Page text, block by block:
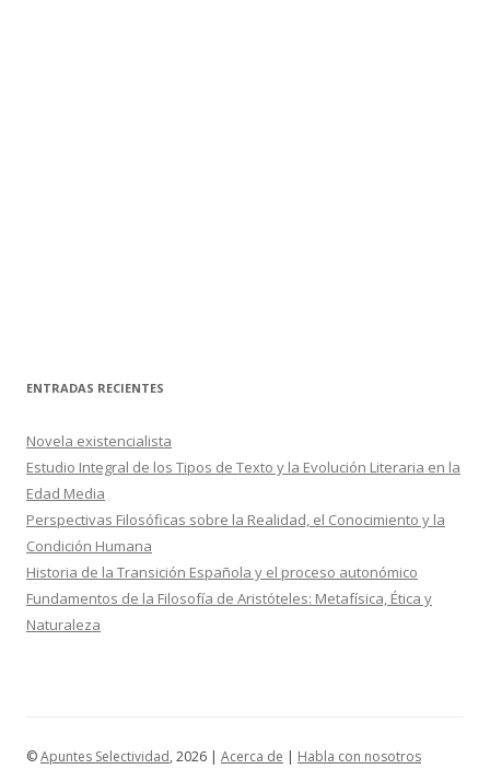
ENTRADAS RECIENTES
Novela existencialista
Estudio Integral de los Tipos de Texto y la Evolución Literaria en la
Edad Media
Perspectivas Filosóficas sobre la Realidad, el Conocimiento y la
Condición Humana
Historia de la Transición Española y el proceso autonómico
Fundamentos de la Filosofía de Aristóteles: Metafísica, Ética y
Naturaleza
©Apuntes Selectividad, 2026 | Acerca de | Habla con nosotros